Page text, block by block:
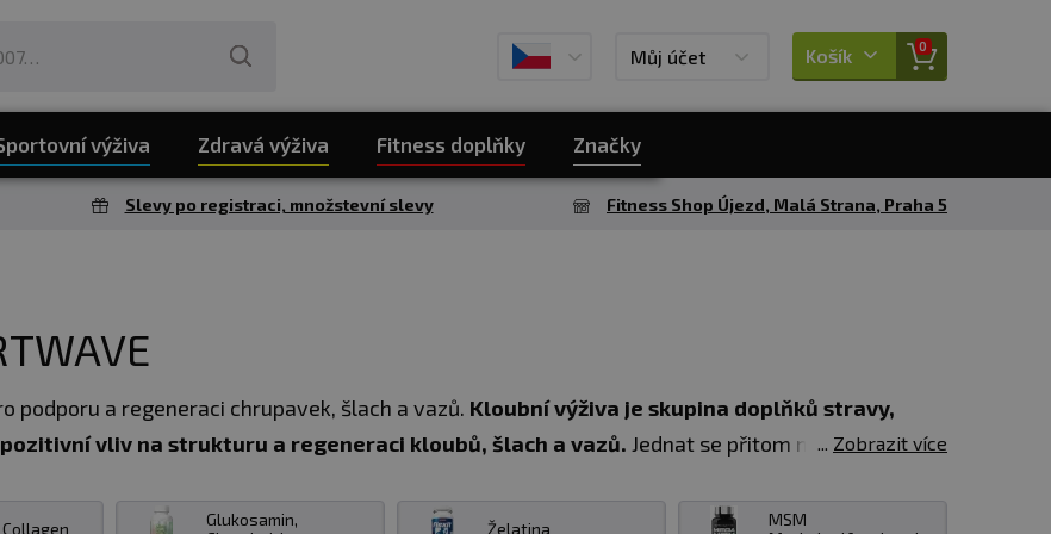
Můj účet Košík 0
výživa Zdravá výživa Fitness doplňky Značky
Slevy po registraci, množstevní slevy Fitness Shop Újezd, Malá Strana, Praha 5
podporu a regeneraci chrupavek, šlach a vazů. Kloubní výživa je skupina doplňků stravy,
vliv na strukturu a regeneraci kloubů, šlach a vazů. Jednat se přitom může jak o
Zobrazit více
Glukosamin,
Želatina
MSM